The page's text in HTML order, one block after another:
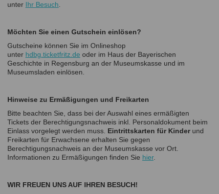
unter Ihr Besuch
Möchten Sie einen Gutschein einlösen?
Gutscheine können Sie im Onlineshop
unter hdbg.ticketfritz.de oder im Haus der Bayerischen
Geschichte in Regensburg an der Museumskasse und im
Museumsladen einlösen.
Hinweise zu Ermäßigungen und Freikarten
Bitte beachten Sie, dass bei der Auswahl eines ermäßigten
Tickets der Berechtigungsnachweis inkl. Personaldokument beim
Einlass vorgelegt werden muss. Eintrittskarten für Kinderund
Freikarten für Erwachsene erhalten Sie gegen
Berechtigungsnachweis an der Museumskasse vor Ort.
Informationen zu Ermäßigungen finden Sie hier.
WIR FREUEN UNS AUF IHREN BESUCH!